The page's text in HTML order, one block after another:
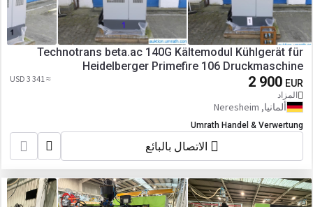
Technotrans beta.ac 140G Kältemodul Kühlgerät für
Heidelberger Primefire 106 Druckmaschine
2 900 EUR
المزاد
≈ 3 341 USD
ألمانيا, Neresheim
Umrath Handel & Verwertung
الاتصال بالبائع